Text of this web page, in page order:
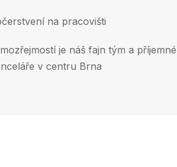
na pracovišti
je náš fajn tým a
v centru Brna